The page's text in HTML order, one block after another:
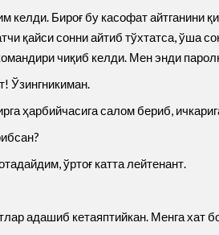
келди. Бироғ бу касофат айтганини
қайси сонни айтиб тўхтатса, ўша
чиқиб келди. Мен энди
Ўзингникиман.
ҳарбийчасига салом бериб,
ўртоғ катта лейтенант.
адашиб кетаяптийкан. Менга хат